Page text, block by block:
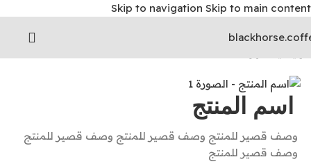
Skip to navigation Skip to main content
اسم المنتج
وصف قصير للمنتج وصف قصير للمنتج وصف قصير للمنتج
وصف قصير للمنتج